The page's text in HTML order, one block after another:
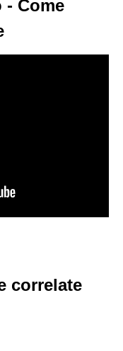
- Come
correlate